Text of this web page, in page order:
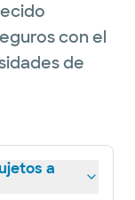
con el
de
a